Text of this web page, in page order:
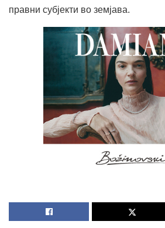
правни субјекти во земјава.